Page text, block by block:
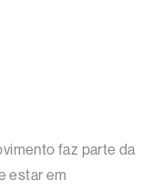
faz parte da
estar em